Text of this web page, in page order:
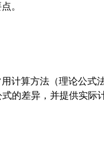
。
计算方法（理论公式
式的差异，并提供实